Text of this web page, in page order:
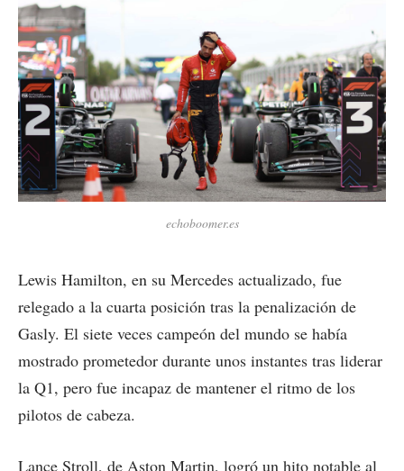
echoboomer.es
Lewis Hamilton, en su Mercedes actualizado, fue
relegado a la cuarta posición tras la penalización de
Gasly. El siete veces campeón del mundo se había
mostrado prometedor durante unos instantes tras liderar
la Q1, pero fue incapaz de mantener el ritmo de los
pilotos de cabeza.
Lance Stroll, de Aston Martin, logró un hito notable al